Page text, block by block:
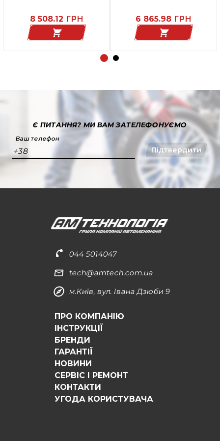
8 508.12 ГРН 6 865.98 ГРН
Є ПИТАННЯ?МИ ВАМ ЗАТЕЛЕФОНУЄМО
Ваш телефон
+38 Підтвердити
044 5014047
tech@amtech.com.ua
м.Київ, вул. Івана Дзюби 9
ПРО КОМПАНІЮ
ІНСТРУКЦІЇ
БРЕНДИ
ГАРАНТІЇ
НОВИНИ
СЕРВІС І РЕМОНТ
КОНТАКТИ
УГОДА КОРИСТУВАЧА